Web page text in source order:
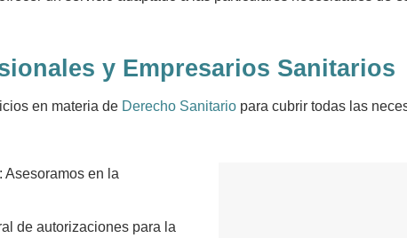
y Empresarios Sanitarios
en materia de Derecho Sanitario para cubrir todas las
Asesoramos en la
de autorizaciones para la